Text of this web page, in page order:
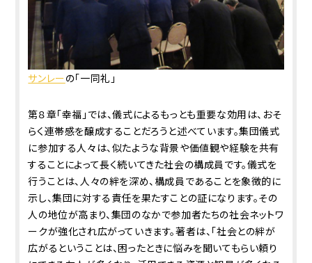
サンレーの「一同礼」
第８章「幸福」では、儀式によるもっとも重要な効用は、おそ
らく連帯感を醸成することだろうと述べています。集団儀式
に参加する人々は、似たような背景や価値観や経験を共有
することによって長く続いてきた社会の構成員です。儀式を
行うことは、人々の絆を深め、構成員であることを象徴的に
示し、集団に対する責任を果たすことの証になります。その
人の地位が高まり、集団のなかで参加者たちの社会ネットワ
ークが強化され広がっていきます。著者は、「社会との絆が
広がるということは、困ったときに悩みを聞いてもらい頼り